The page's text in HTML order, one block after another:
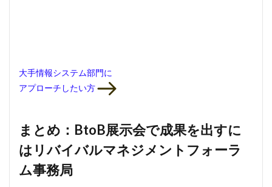
大手情報システム部門に
アプローチしたい方
まとめ：BtoB展示会で成果を出すに
はリバイバルマネジメントフォーラ
ム事務局